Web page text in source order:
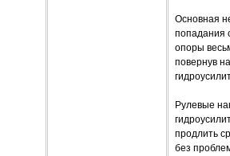
Основная
попадания
опоры
повернув
Рулевые
продлить
без